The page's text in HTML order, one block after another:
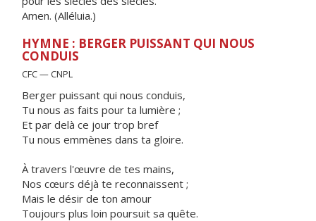
Amen. (Alléluia.)
HYMNE : BERGER PUISSANT QUI NOUS
CONDUIS
CFC — CNPL
Berger puissant qui nous conduis,
Tu nous as faits pour ta lumière ;
Et par delà ce jour trop bref
Tu nous emmènes dans ta gloire.
À travers l'œuvre de tes mains,
Nos cœurs déjà te reconnaissent ;
Mais le désir de ton amour
Toujours plus loin poursuit sa quête.